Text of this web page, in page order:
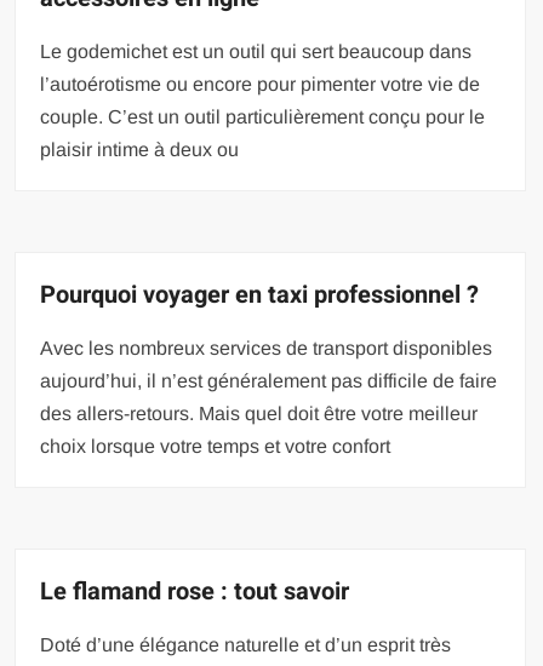
Le godemichet est un outil qui sert beaucoup dans
l’autoérotisme ou encore pour pimenter votre vie de
couple. C’est un outil particulièrement conçu pour le
plaisir intime à deux ou
Pourquoi voyager en taxi professionnel ?
Avec les nombreux services de transport disponibles
aujourd’hui, il n’est généralement pas difficile de faire
des allers-retours. Mais quel doit être votre meilleur
choix lorsque votre temps et votre confort
Le flamand rose : tout savoir
Doté d’une élégance naturelle et d’un esprit très